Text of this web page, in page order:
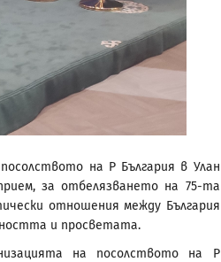
на Р България в Улан
за отбелязването на 75-та
отношения между България
и просветата.
на посолството на Р